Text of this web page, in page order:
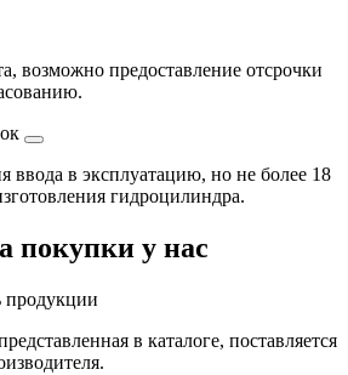
возможно предоставление отсрочки
ввода в эксплуатацию, но не более 18
гидроцилиндра.
покупки у нас
продукции
в каталоге, поставляется